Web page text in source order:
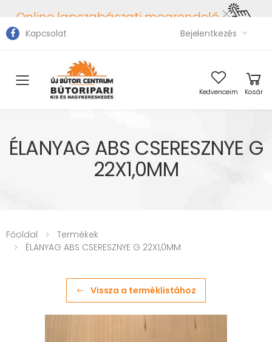
Online lapszabászati megrendelő
Kapcsolat Bejelentkezés
Toggle mobile menu Kedvenceim Kosár
ÉLANYAG ABS CSERESZNYE G
22X1,0MM
Főoldal
Termékek
ÉLANYAG ABS CSERESZNYE G 22X1,0MM
Vissza a terméklistához